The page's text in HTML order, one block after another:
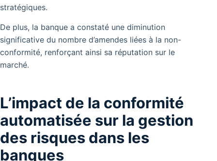
stratégiques.
De plus, la banque a constaté une diminution
significative du nombre d’amendes liées à la non-
conformité, renforçant ainsi sa réputation sur le
marché.
L’impact de la conformité
automatisée sur la gestion
des risques dans les
banques